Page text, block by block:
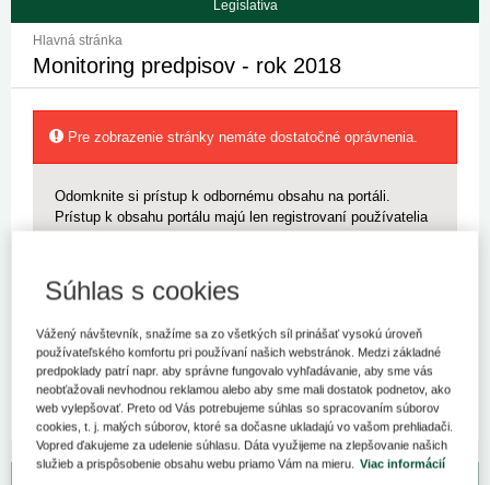
Legislatíva
Hlavná stránka
Monitoring predpisov - rok 2018
Pre zobrazenie stránky nemáte dostatočné oprávnenia.
Odomknite si prístup k odbornému obsahu na portáli.
Prístup k obsahu portálu majú len registrovaní používatelia
demo licenciu zdarma (stačí sa zaregistrovať).
Registrácia Prihlásenie
Súhlas s cookies
Vážený návštevník, snažíme sa zo všetkých síl prinášať vysokú úroveň
používateľského komfortu pri používaní našich webstránok. Medzi základné
predpoklady patrí napr. aby správne fungovalo vyhľadávanie, aby sme vás
neobťažovali nevhodnou reklamou alebo aby sme mali dostatok podnetov, ako
web vylepšovať. Preto od Vás potrebujeme súhlas so spracovaním súborov
cookies, t. j. malých súborov, ktoré sa dočasne ukladajú vo vašom prehliadači.
Vopred ďakujeme za udelenie súhlasu. Dáta využijeme na zlepšovanie našich
služieb a prispôsobenie obsahu webu priamo Vám na mieru.
Viac informácií